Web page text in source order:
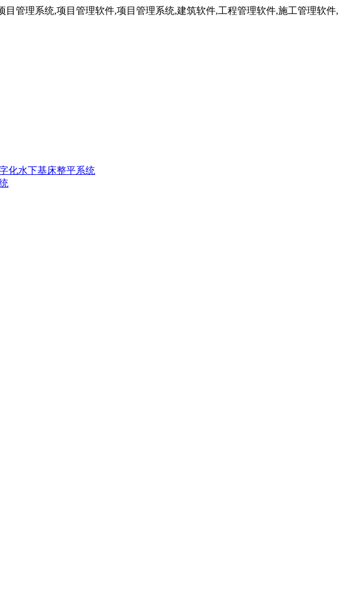
管理系统,项目管理软件,项目管理系统,建筑软件,工程管理软件,施工管理软件,
化水下基床整平系统